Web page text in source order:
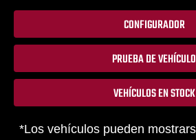
CONFIGURADOR
PRUEBA DE VEHÍCULO
VEHÍCULOS EN STOCK
*Los vehículos pueden